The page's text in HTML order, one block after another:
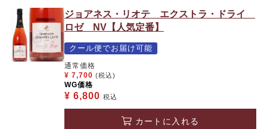
ジョアネス・リオテ エクストラ・ドライ
ロゼ NV【人気定番】
クール便でお届け可能
通常価格
¥ 7,700 (税込)
WG価格
¥ 6,800 税込
カートに入れる